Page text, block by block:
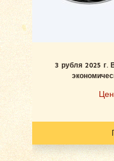
3 рубля 2025 г.